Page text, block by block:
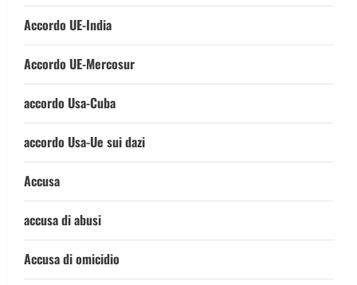
Accordo UE-India
Accordo UE-Mercosur
accordo Usa-Cuba
accordo Usa-Ue sui dazi
Accusa
accusa di abusi
Accusa di omicidio